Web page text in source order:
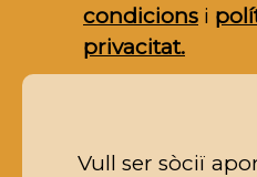
condicions i
privacitat.
Vull ser sòciï